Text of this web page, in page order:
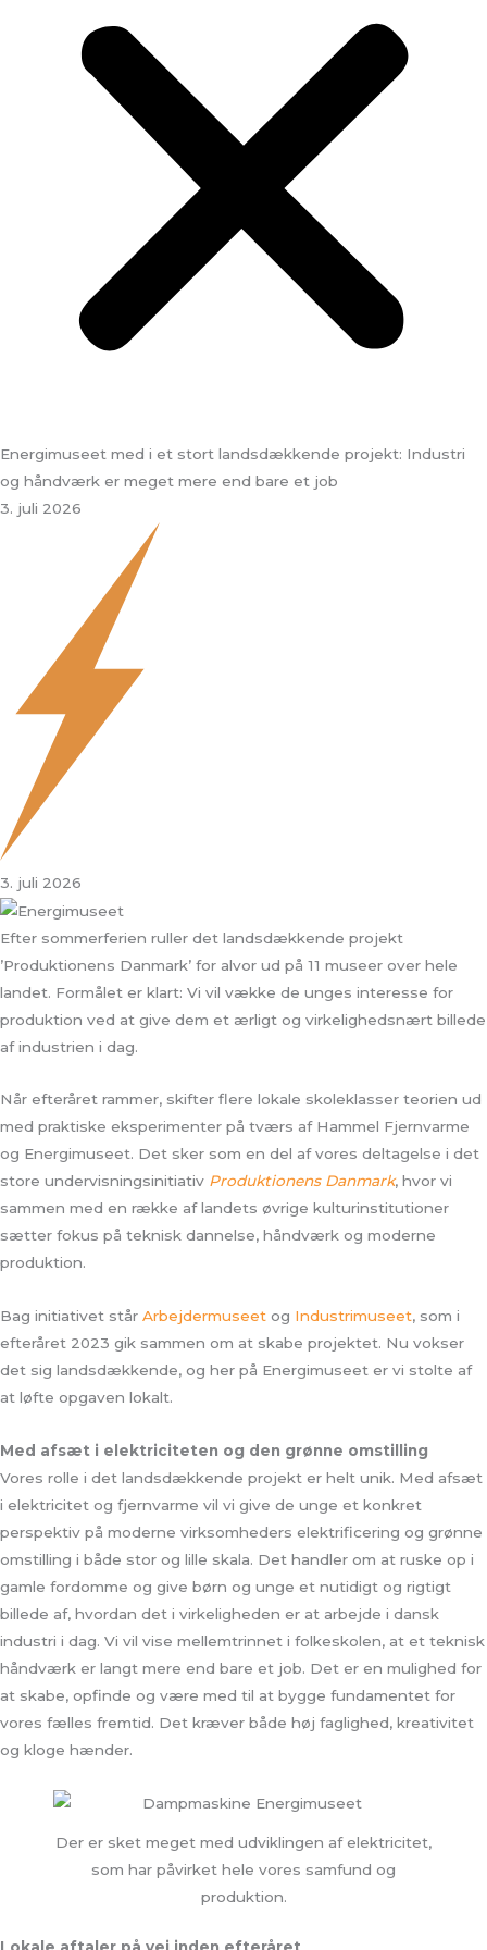
Energimuseet med i et stort landsdækkende projekt: Industri
og håndværk er meget mere end bare et job
3. juli 2026
3. juli 2026
Efter sommerferien ruller det landsdækkende projekt
’Produktionens Danmark’ for alvor ud på 11 museer over hele
landet. Formålet er klart: Vi vil vække de unges interesse for
produktion ved at give dem et ærligt og virkelighedsnært billede
af industrien i dag.
Når efteråret rammer, skifter flere lokale skoleklasser teorien ud
med praktiske eksperimenter på tværs af Hammel Fjernvarme
og Energimuseet. Det sker som en del af vores deltagelse i det
store undervisningsinitiativ Produktionens Danmark, hvor vi
sammen med en række af landets øvrige kulturinstitutioner
sætter fokus på teknisk dannelse, håndværk og moderne
produktion.
Bag initiativet står Arbejdermuseet og Industrimuseet, som i
efteråret 2023 gik sammen om at skabe projektet. Nu vokser
det sig landsdækkende, og her på Energimuseet er vi stolte af
at løfte opgaven lokalt.
Med afsæt i elektriciteten og den grønne omstilling
Vores rolle i det landsdækkende projekt er helt unik. Med afsæt
i elektricitet og fjernvarme vil vi give de unge et konkret
perspektiv på moderne virksomheders elektrificering og grønne
omstilling i både stor og lille skala. Det handler om at ruske op i
gamle fordomme og give børn og unge et nutidigt og rigtigt
billede af, hvordan det i virkeligheden er at arbejde i dansk
industri i dag. Vi vil vise mellemtrinnet i folkeskolen, at et teknisk
håndværk er langt mere end bare et job. Det er en mulighed for
at skabe, opfinde og være med til at bygge fundamentet for
vores fælles fremtid. Det kræver både høj faglighed, kreativitet
og kloge hænder.
Der er sket meget med udviklingen af elektricitet,
som har påvirket hele vores samfund og
produktion.